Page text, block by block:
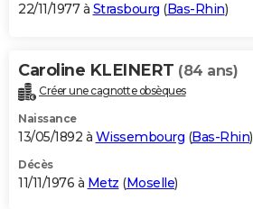
22/11/1977 à Strasbourg (Bas-Rhin)
Caroline KLEINERT (84 ans)
Créer une cagnotte obsèques
Naissance
13/05/1892 à Wissembourg (Bas-Rhin)
Décès
11/11/1976 à Metz (Moselle)